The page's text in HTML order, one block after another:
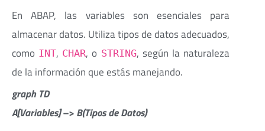
En ABAP, las variables son esenciales para
almacenar datos. Utiliza tipos de datos adecuados,
como INT, CHAR, o STRING, según la naturaleza
de la información que estás manejando.
graph TD
A[Variables] –> B(Tipos de Datos)